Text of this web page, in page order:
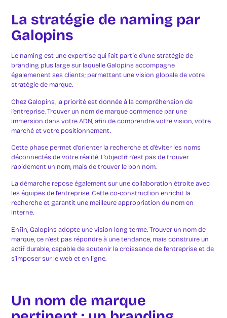
La stratégie de naming par
Galopins
Le naming est une expertise qui fait partie d’une stratégie de
branding plus large sur laquelle Galopins accompagne
égalemenent ses clients; permettant une vision globale de votre
stratégie de marque.
Chez Galopins, la priorité est donnée à la compréhension de
l’entreprise. Trouver un nom de marque commence par une
immersion dans votre ADN, afin de comprendre votre vision, votre
marché et votre positionnement.
Cette phase permet d’orienter la recherche et d’éviter les noms
déconnectés de votre réalité. L’objectif n’est pas de trouver
rapidement un nom, mais de trouver le bon nom.
La démarche repose également sur une collaboration étroite avec
les équipes de l’entreprise. Cette co-construction enrichit la
recherche et garantit une meilleure appropriation du nom en
interne.
Enfin, Galopins adopte une vision long terme. Trouver un nom de
marque, ce n’est pas répondre à une tendance, mais construire un
actif durable, capable de soutenir la croissance de l’entreprise et de
s’imposer sur le web et en ligne.
Un nom de marque